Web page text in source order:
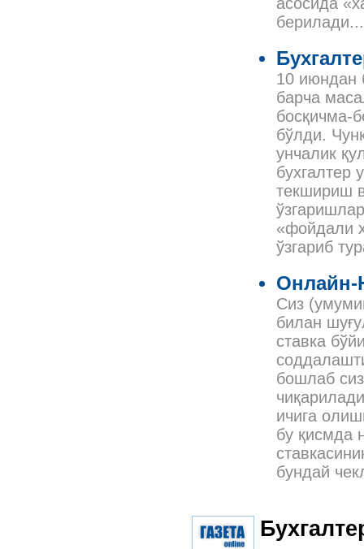
берилади...
10 июндан
барча
босқичма-
бўлди.
унчалик
бухгалтер
текшириш
«фойдали
ўзгариб
Онлайн-
Сиз
билан
ставка
бошлаб
ичига
бу қисмда
бундай